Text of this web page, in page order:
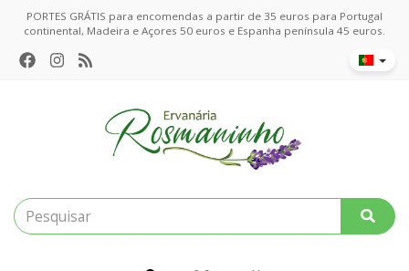
PORTES GRÁTIS para encomendas a partir de 35 euros para Portugal
continental, Madeira e Açores 50 euros e Espanha península 45 euros.